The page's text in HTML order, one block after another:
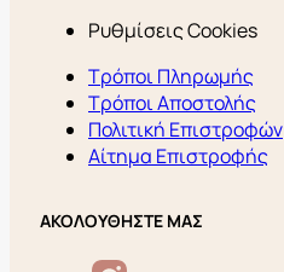
Ρυθμίσεις Cookies
Τρόποι Πληρωμής
Τρόποι Αποστολής
Πολιτική Επιστροφών
Αίτημα Επιστροφής
ΑΚΟΛΟΥΘΗΣΤΕ ΜΑΣ